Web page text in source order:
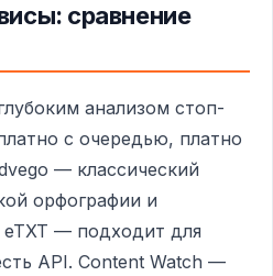
сравнение
анализом стоп-
с очередью, платно
— классический
орфографии и
eTXT — подходит для
API. Content Watch —